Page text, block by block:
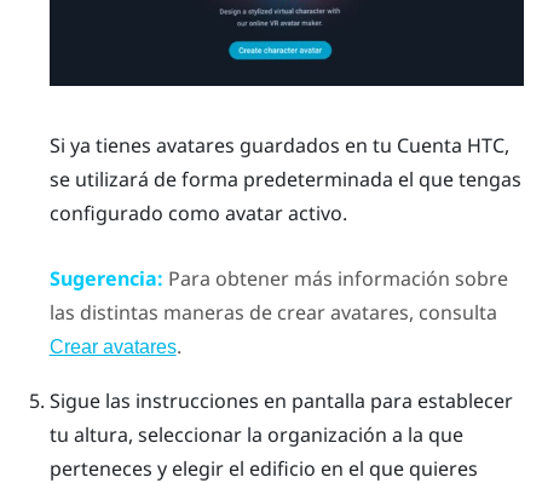
Si ya tienes avatares guardados en tu Cuenta HTC,
se utilizará de forma predeterminada el que tengas
configurado como avatar activo.
Sugerencia: Para obtener más información sobre
las distintas maneras de crear avatares, consulta
Crear avatares.
Sigue las instrucciones en pantalla para establecer
tu altura, seleccionar la organización a la que
perteneces y elegir el edificio en el que quieres